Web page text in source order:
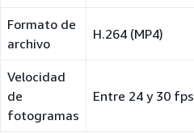
Formato de
archivo
H.264 (MP4)
Velocidad
de
fotogramas
Entre 24 y 30 fps